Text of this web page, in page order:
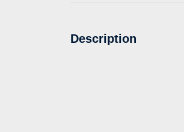
Description